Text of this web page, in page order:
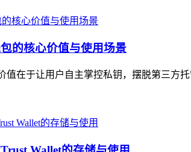
的核心价值与使用场景
值在于让用户自主掌控私钥，摆脱第三方